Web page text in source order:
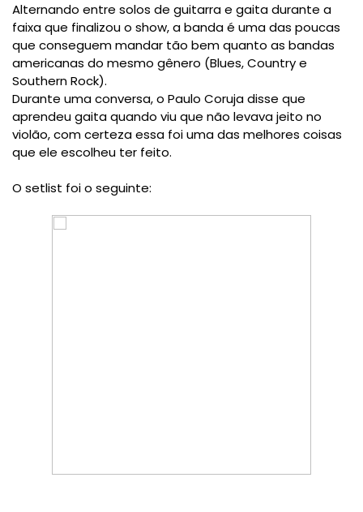
Alternando entre solos de guitarra e gaita durante a
faixa que finalizou o show, a banda é uma das poucas
que conseguem mandar tão bem quanto as bandas
americanas do mesmo gênero (Blues, Country e
Southern Rock).
Durante uma conversa, o Paulo Coruja disse que
aprendeu gaita quando viu que não levava jeito no
violão, com certeza essa foi uma das melhores coisas
que ele escolheu ter feito.
O setlist foi o seguinte: